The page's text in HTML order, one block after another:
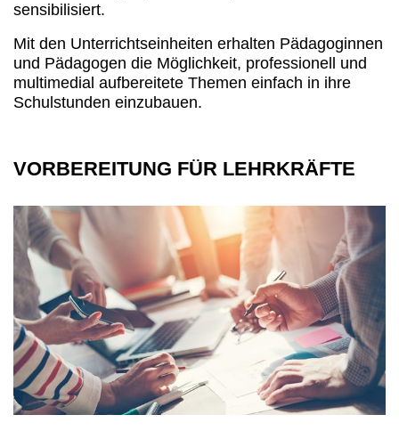
sensibilisiert.
Mit den Unterrichtseinheiten erhalten Pädagoginnen
und Pädagogen die Möglichkeit, professionell und
multimedial aufbereitete Themen einfach in ihre
Schulstunden einzubauen.
VORBEREITUNG FÜR LEHRKRÄFTE